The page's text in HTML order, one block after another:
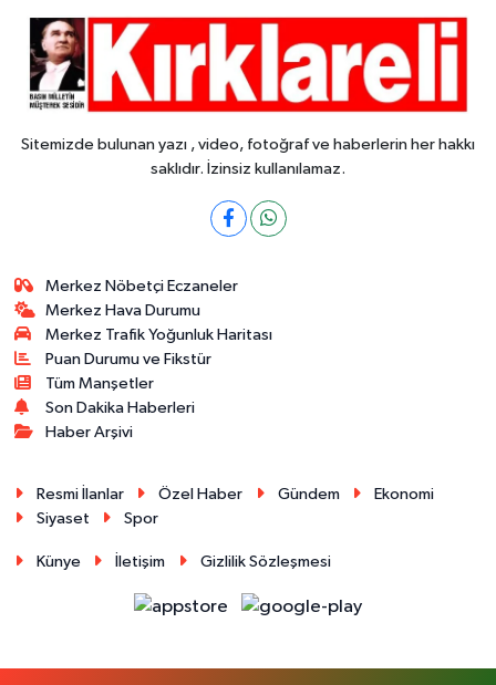
Sitemizde bulunan yazı , video, fotoğraf ve haberlerin her hakkı
saklıdır. İzinsiz kullanılamaz.
Merkez Nöbetçi Eczaneler
Merkez Hava Durumu
Merkez Trafik Yoğunluk Haritası
Puan Durumu ve Fikstür
Tüm Manşetler
Son Dakika Haberleri
Haber Arşivi
Resmi İlanlar Özel Haber Gündem
Ekonomi
Siyaset
Spor
Künye İletişim Gizlilik Sözleşmesi